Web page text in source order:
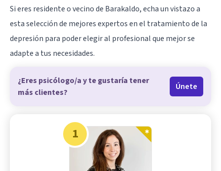
Si eres residente o vecino de Barakaldo, echa un vistazo a
esta selección de mejores expertos en el tratamiento de la
depresión para poder elegir al profesional que mejor se
adapte a tus necesidades.
¿Eres psicólogo/a y te gustaría tener
más clientes?
Únete
1